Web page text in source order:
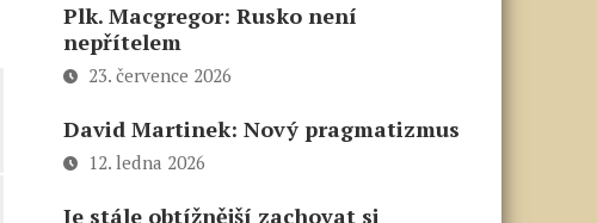
Plk. Macgregor: Rusko není
nepřítelem
23. července 2026
David Martinek: Nový pragmatizmus
12. ledna 2026
Je stále obtížnější zachovat si